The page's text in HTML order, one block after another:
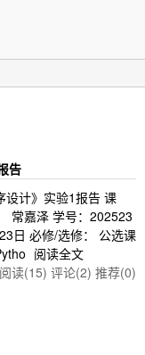
告
计》实验1报告 课
常嘉泽 学号：202523
日 必修/选修： 公选课
阅读全文
阅读(15) 评论(2) 推荐(0)